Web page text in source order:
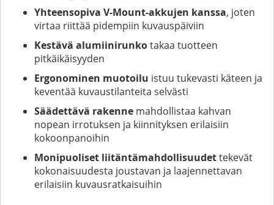
Yhteensopiva V-Mount-akkujen kanssa, joten
virtaa riittää pidempiin kuvauspäiviin
Kestävä alumiinirunkotakaa tuotteen
pitkäikäisyyden
Ergonominen muotoilu istuu tukevasti käteen ja
keventää kuvaustilanteita selvästi
Säädettävä rakenne mahdollistaa kahvan
nopean irrotuksen ja kiinnityksen erilaisiin
kokoonpanoihin
Monipuoliset liitäntämahdollisuudettekevät
kokonaisuudesta joustavan ja laajennettavan
erilaisiin kuvausratkaisuihin